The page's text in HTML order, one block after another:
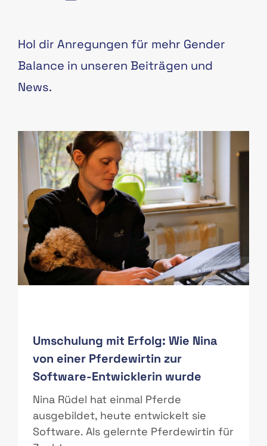
Hol dir Anregungen für mehr Gender
Balance in unseren Beiträgen und
News.
Quelle: Privat
Umschulung mit Erfolg: Wie Nina
von einer Pferdewirtin zur
Software-Entwicklerin wurde
Nina Rüdel hat einmal Pferde
ausgebildet, heute entwickelt sie
Software. Als gelernte Pferdewirtin für